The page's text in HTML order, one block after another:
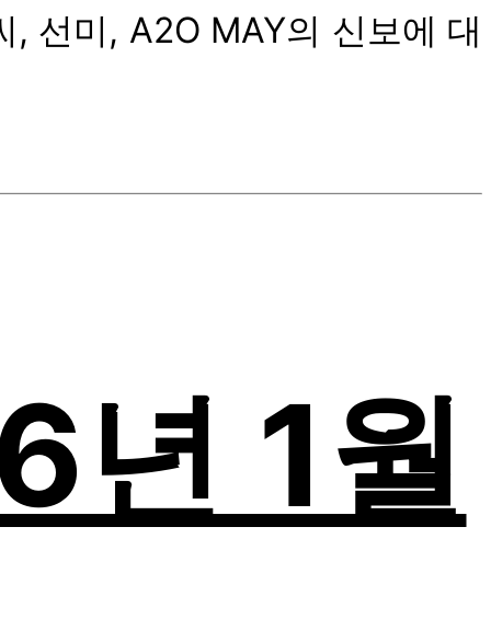
선미, A2O MAY의 신보에 대
1월